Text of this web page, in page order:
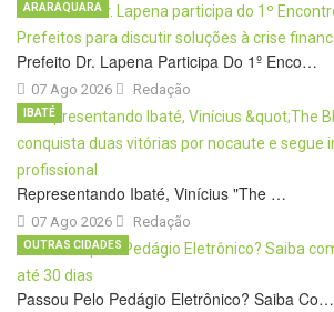
Prefeito Dr. Lapena Participa Do 1º Enco…
07 Ago 2026
ARARAQUARA
Redação
Representando Ibaté, Vinícius "The …
07 Ago 2026
IBATÉ
Redação
Passou Pelo Pedágio Eletrônico? Saiba Co…
OUTRAS CIDADES